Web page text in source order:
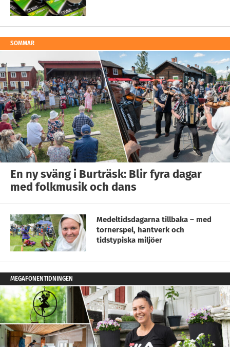
SOMMAR
En ny sväng i Burträsk: Blir fyra dagar
med folkmusik och dans
Medeltidsdagarna tillbaka – med
tornerspel, hantverk och
tidstypiska miljöer
MEGAFONENTIDNINGEN